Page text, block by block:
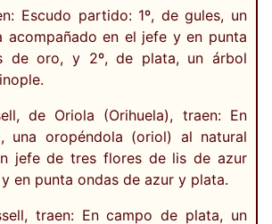
Escudo partido: 1º, de gules, un
acompañado en el jefe y en punta
de oro, y 2º, de plata, un árbol
de Oriola (Orihuela), traen: En
una oropéndola (oriol) al natural
jefe de tres flores de lis de azur
en punta ondas de azur y plata.
traen: En campo de plata, un